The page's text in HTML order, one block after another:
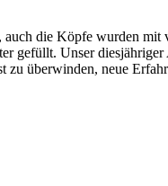
die Köpfe wurden mit
gefüllt. Unser
zu überwinden, neue